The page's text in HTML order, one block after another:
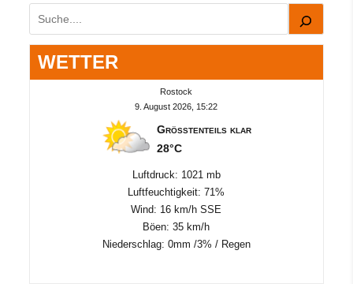
Suchen
WETTER
Rostock
9. August 2026, 15:22
Größtenteils klar
28°C
Luftdruck: 1021 mb
Luftfeuchtigkeit: 71%
Wind: 16 km/h SSE
Böen: 35 km/h
Niederschlag: 0mm /3% / Regen